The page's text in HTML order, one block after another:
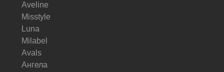
Aveline
Misstyle
Luna
Milabel
Avals
Ангела